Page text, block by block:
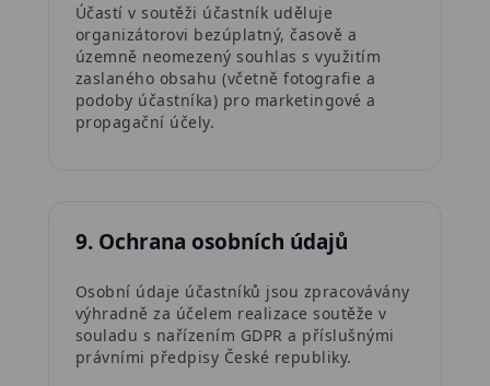
Účastí v soutěži účastník uděluje
organizátorovi bezúplatný, časově a
územně neomezený souhlas s využitím
zaslaného obsahu (včetně fotografie a
podoby účastníka) pro marketingové a
propagační účely.
9. Ochrana osobních údajů
Osobní údaje účastníků jsou zpracovávány
výhradně za účelem realizace soutěže v
souladu s nařízením GDPR a příslušnými
právními předpisy České republiky.